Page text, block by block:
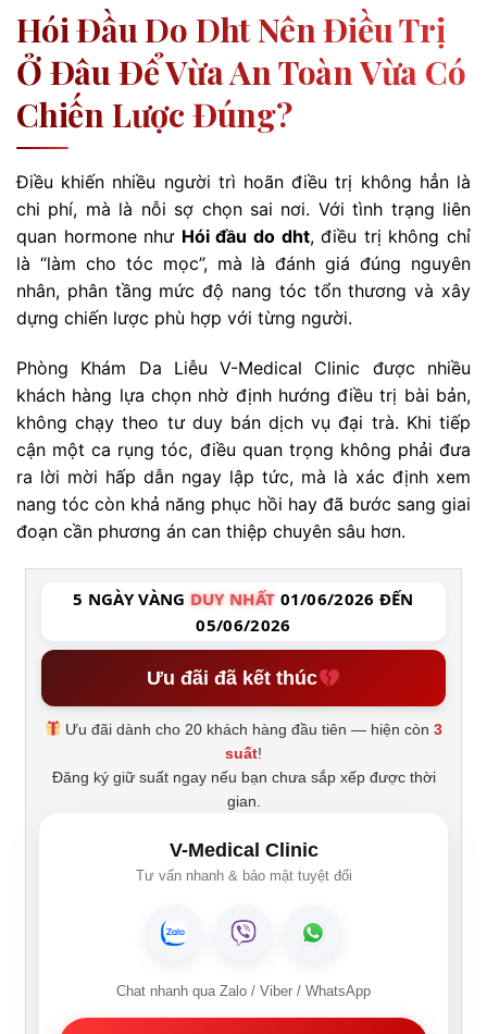
Hói Đầu Do Dht Nên Điều Trị
Ở Đâu Để Vừa An Toàn Vừa Có
Chiến Lược Đúng?
Điều khiến nhiều người trì hoãn điều trị không hẳn là
chi phí, mà là nỗi sợ chọn sai nơi. Với tình trạng liên
quan hormone như Hói đầu do dht, điều trị không chỉ
là “làm cho tóc mọc”, mà là đánh giá đúng nguyên
nhân, phân tầng mức độ nang tóc tổn thương và xây
dựng chiến lược phù hợp với từng người.
Phòng Khám Da Liễu V-Medical Clinic được nhiều
khách hàng lựa chọn nhờ định hướng điều trị bài bản,
không chạy theo tư duy bán dịch vụ đại trà. Khi tiếp
cận một ca rụng tóc, điều quan trọng không phải đưa
ra lời mời hấp dẫn ngay lập tức, mà là xác định xem
nang tóc còn khả năng phục hồi hay đã bước sang giai
đoạn cần phương án can thiệp chuyên sâu hơn.
5 NGÀY VÀNG DUY NHẤT 01/06/2026 ĐẾN
05/06/2026
Ưu đãi đã kết thúc
Ưu đãi dành cho 20 khách hàng đầu tiên — hiện còn3
suất!
Đăng ký giữ suất ngay nếu bạn chưa sắp xếp được thời
gian.
V-Medical Clinic
Tư vấn nhanh & bảo mật tuyệt đối
Chat nhanh qua Zalo / Viber / WhatsApp